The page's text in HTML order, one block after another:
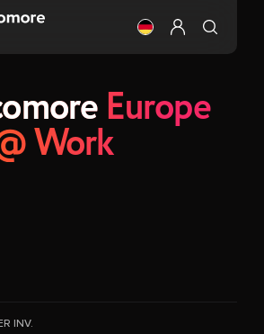
Ändere dieMein Profil
Europe
Work
INV.